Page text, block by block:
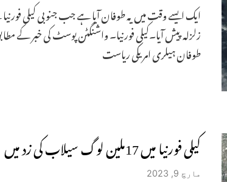
ایک ایسے وقت میں یہ طوفان آیا ہے جب جنوبی کیلی فورنیا
زلزلہ پیش آیا۔کیلی فورنیا۔ واشنگٹن پوسٹ کی خبر کے
طوفان ہیلری امریکی ریاست
کیلی فورنیا میں 17ملین لوگ سیلاب کی زد میں
مارچ 9, 2023